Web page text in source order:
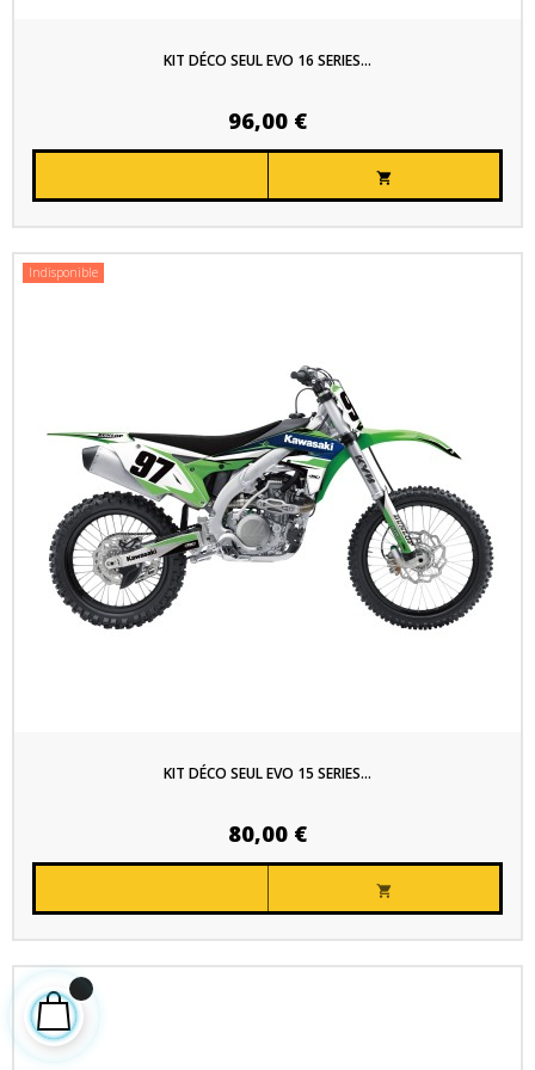
KIT DÉCO SEUL EVO 16 SERIES...
96,00 €

Indisponible
KIT DÉCO SEUL EVO 15 SERIES...
80,00 €
